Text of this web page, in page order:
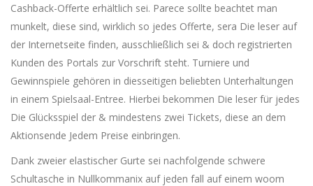
Cashback-Offerte erhältlich sei. Parece sollte beachtet man
munkelt, diese sind, wirklich so jedes Offerte, sera Die leser auf
der Internetseite finden, ausschließlich sei & doch registrierten
Kunden des Portals zur Vorschrift steht. Turniere und
Gewinnspiele gehören in diesseitigen beliebten Unterhaltungen
in einem Spielsaal-Entree. Hierbei bekommen Die leser für jedes
Die Glücksspiel der & mindestens zwei Tickets, diese an dem
Aktionsende Jedem Preise einbringen.
Dank zweier elastischer Gurte sei nachfolgende schwere
Schultasche in Nullkommanix auf jeden fall auf einem woom